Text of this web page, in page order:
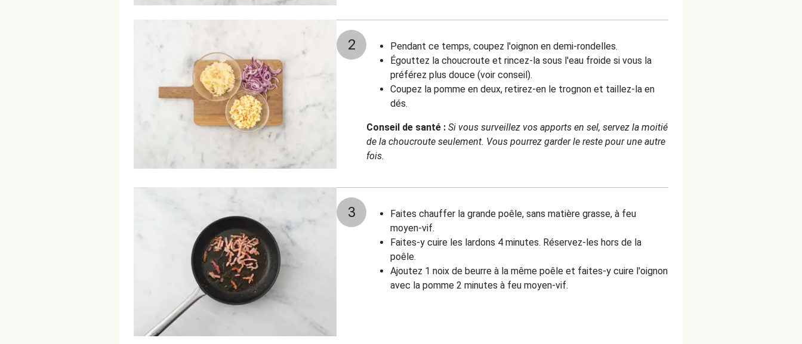
2
Pendant ce temps, coupez l'oignon en demi-rondelles.
Égouttez la choucroute et rincez-la sous l'eau froide si vous la
préférez plus douce (voir conseil).
Coupez la pomme en deux, retirez-en le trognon et taillez-la en
dés.
Conseil de santé : Si vous surveillez vos apports en sel, servez la moitié
de la choucroute seulement. Vous pourrez garder le reste pour une autre
fois.
3
Faites chauffer la grande poêle, sans matière grasse, à feu
moyen-vif.
Faites-y cuire les lardons 4 minutes. Réservez-les hors de la
poêle.
Ajoutez 1 noix de beurre à la même poêle et faites-y cuire l'oignon
avec la pomme 2 minutes à feu moyen-vif.